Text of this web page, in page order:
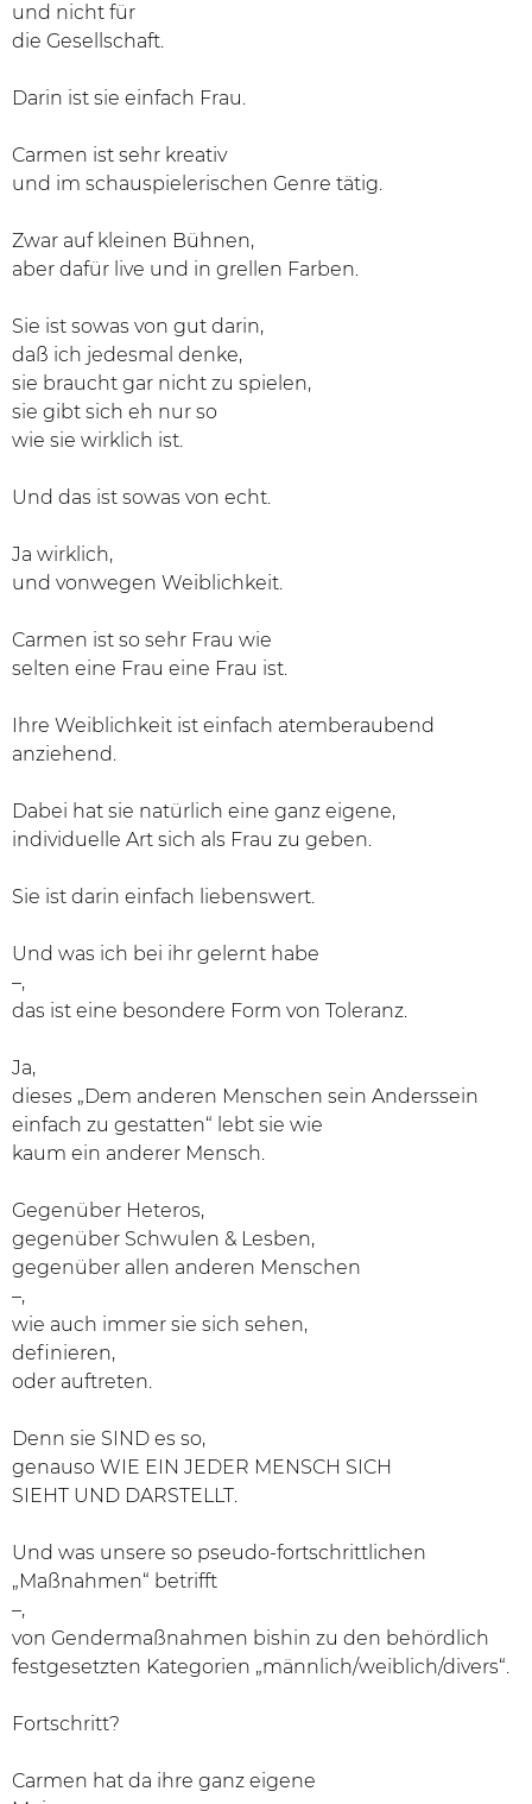
und nicht für
die Gesellschaft.
Darin ist sie einfach Frau.
Carmen ist sehr kreativ
und im schauspielerischen Genre tätig.
Zwar auf kleinen Bühnen,
aber dafür live und in grellen Farben.
Sie ist sowas von gut darin,
daß ich jedesmal denke,
sie braucht gar nicht zu spielen,
sie gibt sich eh nur so
wie sie wirklich ist.
Und das ist sowas von echt.
Ja wirklich,
und vonwegen Weiblichkeit.
Carmen ist so sehr Frau wie
selten eine Frau eine Frau ist.
Ihre Weiblichkeit ist einfach atemberaubend
anziehend.
Dabei hat sie natürlich eine ganz eigene,
individuelle Art sich als Frau zu geben.
Sie ist darin einfach liebenswert.
Und was ich bei ihr gelernt habe
–,
das ist eine besondere Form von Toleranz.
Ja,
dieses „Dem anderen Menschen sein Anderssein
einfach zu gestatten“ lebt sie wie
kaum ein anderer Mensch.
Gegenüber Heteros,
gegenüber Schwulen & Lesben,
gegenüber allen anderen Menschen
–,
wie auch immer sie sich sehen,
definieren,
oder auftreten.
Denn sie SIND es so,
genauso WIE EIN JEDER MENSCH SICH
SIEHT UND DARSTELLT.
Und was unsere so pseudo-fortschrittlichen
„Maßnahmen“ betrifft
–,
von Gendermaßnahmen bishin zu den behördlich
festgesetzten Kategorien „männlich/weiblich/divers“.
Fortschritt?
Carmen hat da ihre ganz eigene